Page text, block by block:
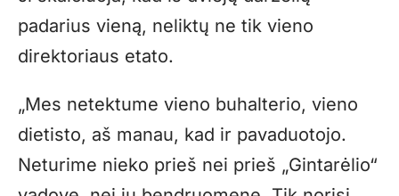
padarius vieną, neliktų ne tik vieno
direktoriaus etato.
„Mes netektume vieno buhalterio, vieno
dietisto, aš manau, kad ir pavaduotojo.
Neturime nieko prieš nei prieš „Gintarėlio“